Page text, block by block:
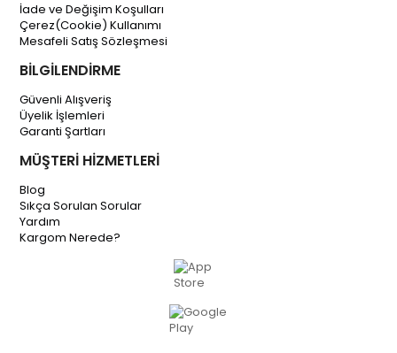
İade ve Değişim Koşulları
Çerez(Cookie) Kullanımı
Mesafeli Satış Sözleşmesi
BİLGİLENDİRME
Güvenli Alışveriş
Üyelik İşlemleri
Garanti Şartları
MÜŞTERİ HİZMETLERİ
Blog
Sıkça Sorulan Sorular
Yardım
Kargom Nerede?